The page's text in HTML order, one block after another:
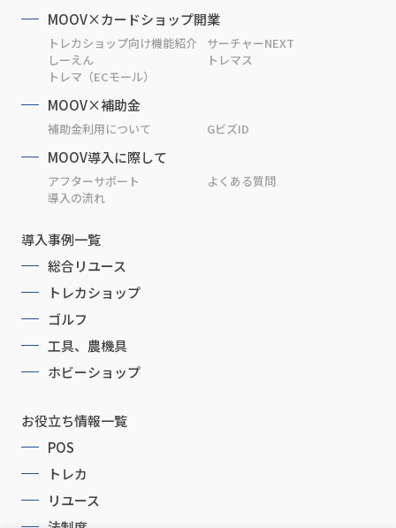
MOOV×カードショップ開業
トレカショップ向け機能紹介
サーチャーNEXT
しーえん
トレマス
トレマ（ECモール）
MOOV×補助金
補助金利用について GビズID
MOOV導入に際して
アフターサポート
よくある質問
導入の流れ
導入事例一覧
総合リユース
トレカショップ
ゴルフ
工具、農機具
ホビーショップ
お役立ち情報一覧
POS
トレカ
リユース